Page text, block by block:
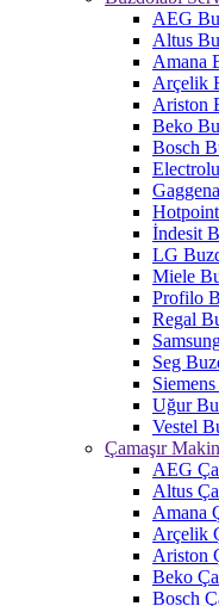
AEG
Altus
Amana
Arçelik
Ariston
Beko
Bosch
İndesit
LG
Miele
Profilo
Regal
Seg
Uğur
Vestel
Çamaşır
AEG
Altus
Amana
Arçelik
Ariston
Beko
Bosch